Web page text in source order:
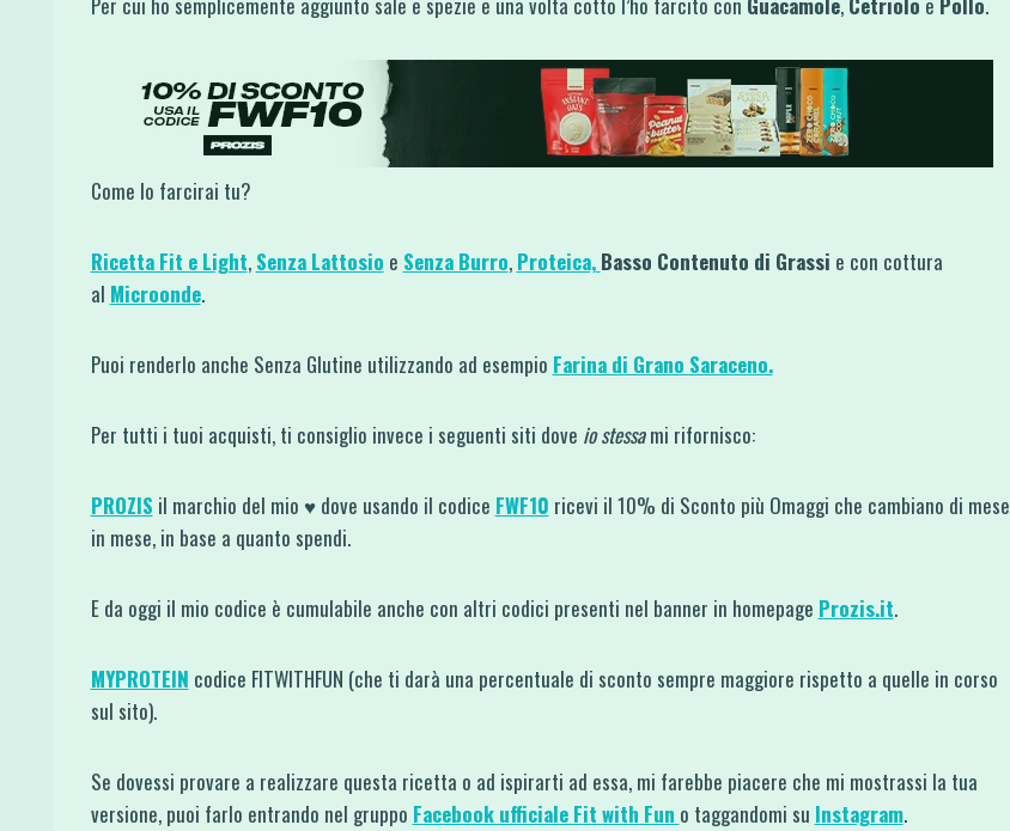
Come lo farcirai tu?
Ricetta Fit e Light, Senza Lattosio e Senza Burro, Proteica, Basso Contenuto di Grassi e con cottura
al Microonde.
Puoi renderlo anche Senza Glutine utilizzando ad esempio Farina di Grano Saraceno.
Per tutti i tuoi acquisti, ti consiglio invece i seguenti siti dove io stessami rifornisco:
PROZIS il marchio del mio ♥ dove usando il codice FWF10 ricevi il 10% di Sconto più Omaggi che cambiano di mese
in mese, in base a quanto spendi.
E da oggi il mio codice è cumulabile anche con altri codici presenti nel banner in homepage Prozis.it.
MYPROTEIN codice FITWITHFUN (che ti darà una percentuale di sconto sempre maggiore rispetto a quelle in corso
sul sito).
Se dovessi provare a realizzare questa ricetta o ad ispirarti ad essa, mi farebbe piacere che mi mostrassi la tua
versione, puoi farlo entrando nel gruppo Facebook ufficiale Fit with Fun o taggandomi su Instagram.